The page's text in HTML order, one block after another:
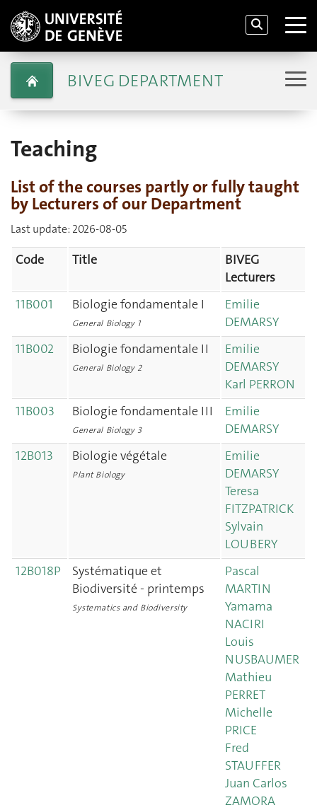
BIVEG DEPARTMENT
Teaching
List of the courses partly or fully taught
by Lecturers of our Department
Last update: 2026-08-05
Code Title
BIVEG
Lecturers
11B001
Biologie fondamentale I
General Biology 1
Emilie
DEMARSY
11B002
Biologie fondamentale II
General Biology 2
Emilie
DEMARSY
Karl PERRON
11B003
Biologie fondamentale III
General Biology 3
Emilie
DEMARSY
12B013
Biologie végétale
Plant Biology
Emilie
DEMARSY
Teresa
FITZPATRICK
Sylvain
LOUBERY
12B018P
Systématique et
Biodiversité - printemps
Systematics and Biodiversity
Pascal
MARTIN
Yamama
NACIRI
Louis
NUSBAUMER
Mathieu
PERRET
Michelle
PRICE
Fred
STAUFFER
Juan Carlos
ZAMORA